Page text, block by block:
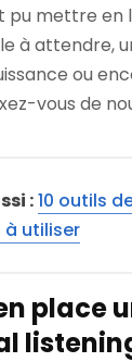
pu mettre en
à attendre,
ou
vous de
:10 outils
utiliser
place